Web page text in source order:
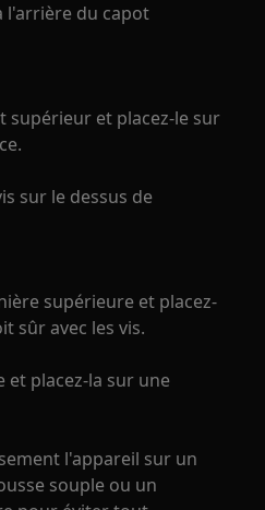
l'arrière du capot
supérieur et placez-le sur
sur le dessus de
supérieure et placez-
sûr avec les vis.
et placez-la sur une
l'appareil sur un
souple ou un